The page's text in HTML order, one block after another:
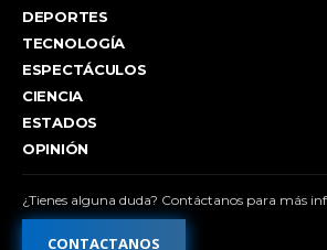
DEPORTES
TECNOLOGÍA
ESPECTÁCULOS
CIENCIA
ESTADOS
OPINIÓN
¿Tienes alguna duda? Contáctanos para más
CONTACTANOS